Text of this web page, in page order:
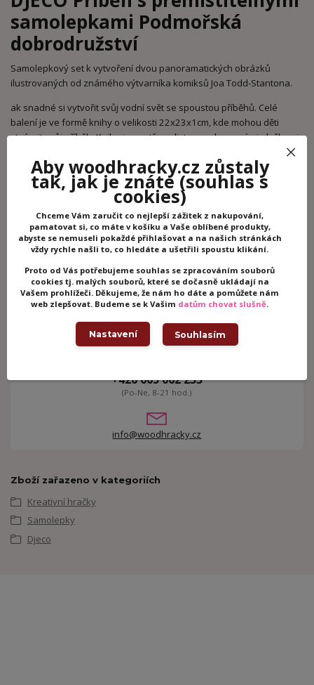
samolepkami Podmořská
dobrodružství
Samolepkový set k vytvoření dvou panoramatických obrázků
ilustrovaných od známého výtvarníka komiksů Joa Todd-Stantona.
ak snadné si vytvořit svůj vodní svět se spoustou příběhů. Celé
balení je ve formě knihy o velikosti 22x23x1cm, kde mohou děti
ztvárnit svůj příběh. Kniha je opatřena listem s obrysovými ploškami,
Přemístitelné samolepky se mohou stale dokola aplikovat a tím
vznikají další a další nové příběhy. Na cestování jako stvořené.
Balení obsahuje 50 přemístitelných samolepek a dvě panoramata s
prostředími. Pro děti od 4 let. Rozměry balení 22 x 23 x 1cm.
Kategorie :
Kreativní hračky a tvoření
Záruka:
2 roky
Hmotnost
0.213 kg
Rozměr balení:22 x 23 x 1 cm
Kód produktu:DJ08953
+420 605 062 233
(Po-Ne, 8-21 hod.)
info@woodhracky.cz
Zboží zařazeno v kategoriích
Kreativní hračky
Samolepky
Djeco
Aby woodhracky.cz zůstaly
tak, jak je znáte(souhlas s
cookies)
Chceme Vám zaručit co nejlepší zážitek z nakupování,
pamatovat si, co máte v košíku a Vaše oblíbené produkty,
abyste se nemuseli pokaždé přihlašovat a na našich stránkách
vždy rychle našli to, co hledáte a ušetřili spoustu klikání.
Proto od Vás potřebujeme souhlas se zpracováním souborů
cookies tj. malých souborů, které se dočasně ukládají na
Vašem prohlížeči. Děkujeme, že nám ho dáte a pomůžete nám
web zlepšovat. Budeme se k Vašim datům chovat slušně.
Nastavení Souhlasím